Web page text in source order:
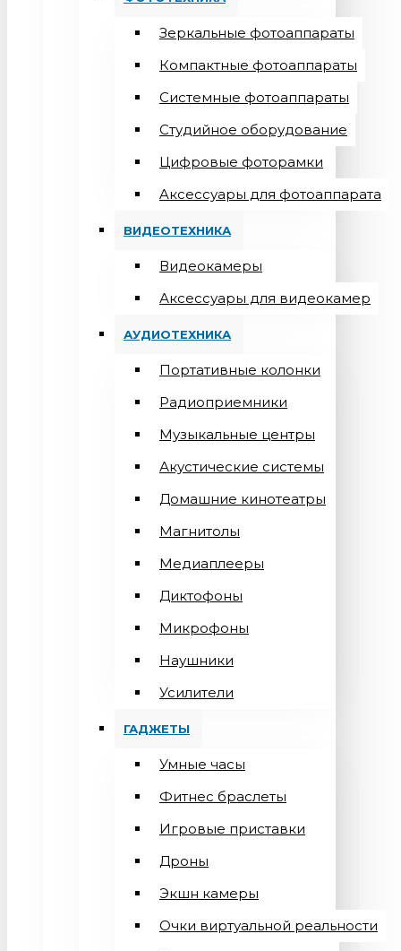
Зеркальные фотоаппараты
Компактные фотоаппараты
Системные фотоаппараты
Студийное оборудование
Цифровые фоторамки
Aксессуары для фотоаппарата
ВИДЕОТЕХНИКА
Видеокамеры
Аксессуары для видеокамер
АУДИОТЕХНИКА
Портативные колонки
Радиоприемники
Музыкальные центры
Акустические системы
Домашние кинотеатры
Магнитолы
Медиаплееры
Диктофоны
Микрофоны
Наушники
Усилители
ГАДЖЕТЫ
Умные часы
Фитнес браслеты
Игровые приставки
Дроны
Экшн камеры
Очки виртуальной реальности